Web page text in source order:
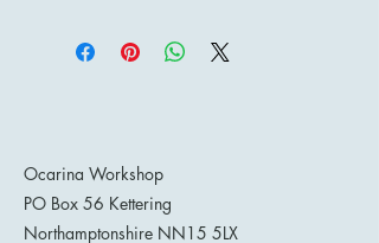
Ocarina Workshop
PO Box 56 Kettering
Northamptonshire NN15 5LX